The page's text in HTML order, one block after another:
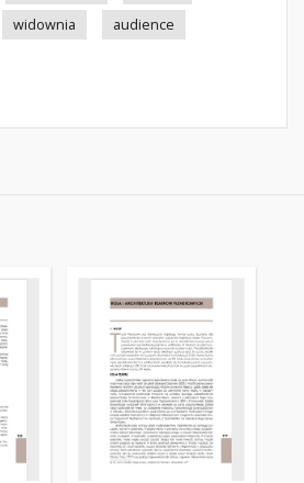
widownia audience